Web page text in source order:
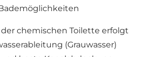
chemischen Toilette erfolgt
(Grauwasser)